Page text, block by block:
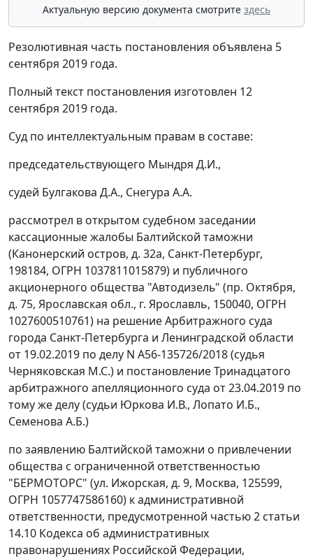
Актуальную версию документа смотрите здесь
Резолютивная часть постановления объявлена 5
сентября 2019 года.
Полный текст постановления изготовлен 12
сентября 2019 года.
Суд по интеллектуальным правам в составе:
председательствующего Мындря Д.И.,
судей Булгакова Д.А., Снегура А.А.
рассмотрел в открытом судебном заседании
кассационные жалобы Балтийской таможни
(Канонерский остров, д. 32а, Санкт-Петербург,
198184, ОГРН 1037811015879) и публичного
акционерного общества "Автодизель" (пр. Октября,
д. 75, Ярославская обл., г. Ярославль, 150040, ОГРН
1027600510761) на решение Арбитражного суда
города Санкт-Петербурга и Ленинградской области
от 19.02.2019 по делу N А56-135726/2018 (судья
Черняковская М.С.) и постановление Тринадцатого
арбитражного апелляционного суда от 23.04.2019 по
тому же делу (судьи Юркова И.В., Лопато И.Б.,
Семенова А.Б.)
по заявлению Балтийской таможни о привлечении
общества с ограниченной ответственностью
"БЕРМОТОРС" (ул. Ижорская, д. 9, Москва, 125599,
ОГРН 1057747586160) к административной
ответственности, предусмотренной частью 2 статьи
14.10 Кодекса об административных
правонарушениях Российской Федерации,